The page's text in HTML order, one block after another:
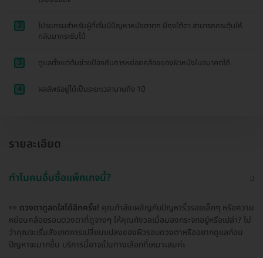
2
โปรเเกรมสำหรับผู้ที่เริ่มมีปัญหาหนังตาตก มีถุงใต้ตา สามารถกระตุ้นให้
กลับมากระชับได้
3 ดูเเลตั้งเเต่ต้นช่วยป้องกันการหย่อยคล้อยของผิวหนังในอนาคตได้
4 ผลลัพธ์อยู่ได้เป็นระยะเวลานานถึง 1ปี
รายละเอียด
ทำไมคนอื่นซื้อแพ็กเกจนี้?
👀 ดวงตาดูสดใสได้อีกครั้ง! คุณกำลังเผชิญกับปัญหาริ้วรอยเล็กๆ หรือความ
หย่อนคล้อยรอบดวงตาที่ดูจางๆ ให้คุณกังวลเมื่อมองกระจกอยู่หรือเปล่า? ไม่
ว่าคุณจะเริ่มสังเกตการเปลี่ยนแปลงของผิวรอบดวงตาหรืออยากดูแลก่อน
ปัญหาจะมากขึ้น บริการนี้อาจเป็นทางเลือกที่เหมาะสมค่ะ